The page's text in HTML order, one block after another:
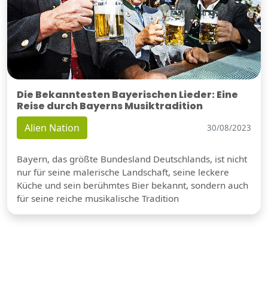
Die Bekanntesten Bayerischen Lieder: Eine
Reise durch Bayerns Musiktradition
Alien Nation 30/08/2023
Bayern, das größte Bundesland Deutschlands, ist nicht
nur für seine malerische Landschaft, seine leckere
Küche und sein berühmtes Bier bekannt, sondern auch
für seine reiche musikalische Tradition